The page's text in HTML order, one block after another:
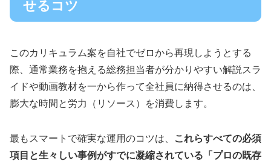
せるコツ
このカリキュラム案を自社でゼロから再現しようとする
際、通常業務を抱える総務担当者が分かりやすい解説スラ
イドや動画教材を一から作って全社員に納得させるのは、
膨大な時間と労力（リソース）を消費します。
最もスマートで確実な運用のコツは、
これらすべての必須
項目と生々しい事例がすでに凝縮されている「プロの既存